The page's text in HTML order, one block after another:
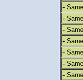
-
-
-
-
-
-
-